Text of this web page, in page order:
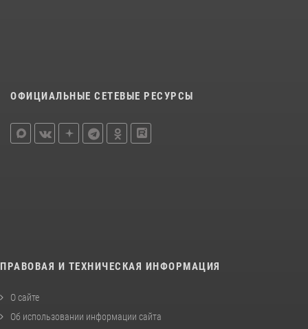
ОФИЦИАЛЬНЫЕ СЕТЕВЫЕ РЕСУРСЫ
ПРАВОВАЯ И ТЕХНИЧЕСКАЯ ИНФОРМАЦИЯ
О сайте
Об использовании информации сайта